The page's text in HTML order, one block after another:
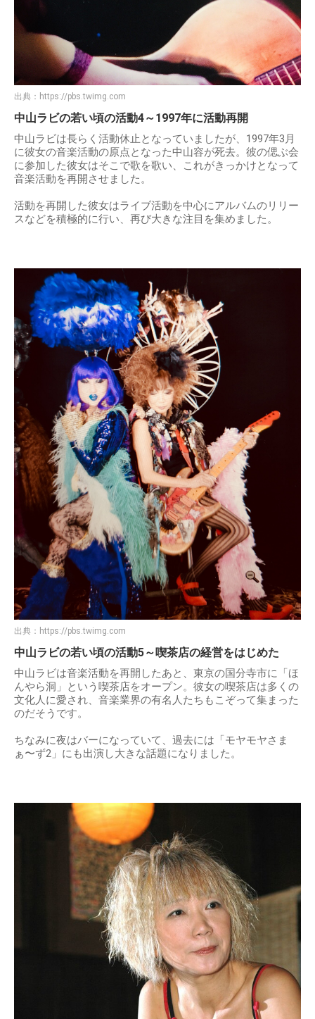
出典： https://pbs.twimg.com
中山ラビの若い頃の活動4～1997年に活動再開
中山ラビは長らく活動休止となっていましたが、1997年3月
に彼女の音楽活動の原点となった中山容が死去。彼の偲ぶ会
に参加した彼女はそこで歌を歌い、これがきっかけとなって
音楽活動を再開させました。
活動を再開した彼女はライブ活動を中心にアルバムのリリー
スなどを積極的に行い、再び大きな注目を集めました。
出典： https://pbs.twimg.com
中山ラビの若い頃の活動5～喫茶店の経営をはじめた
中山ラビは音楽活動を再開したあと、東京の国分寺市に「ほ
んやら洞」という喫茶店をオープン。彼女の喫茶店は多くの
文化人に愛され、音楽業界の有名人たちもこぞって集まった
のだそうです。
ちなみに夜はバーになっていて、過去には「モヤモヤさま
ぁ〜ず2」にも出演し大きな話題になりました。